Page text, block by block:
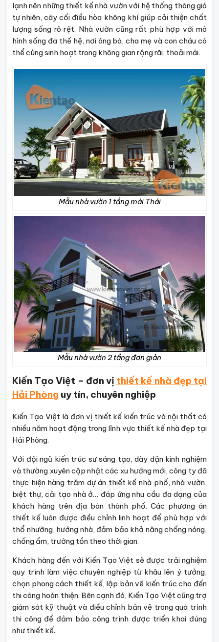
lạnh nên những thiết kế nhà vườn với hệ thống thông gió
tự nhiên, cây cối điều hòa không khí giúp cải thiện chất
lượng sống rõ rệt. Nhà vườn cũng rất phù hợp với mô
hình sống đa thế hệ, nơi ông bà, cha mẹ và con cháu có
thể cùng sinh hoạt trong không gian rộng rãi, thoải mái.
Mẫu nhà vườn 1 tầng mái Thái
Mẫu nhà vườn 2 tầng đơn giản
Kiến Tạo Việt – đơn vị thiết kế nhà đẹp tại
Hải Phòng uy tín, chuyên nghiệp
Kiến Tạo Việt là đơn vị thiết kế kiến trúc và nội thất có
nhiều năm hoạt động trong lĩnh vực thiết kế nhà đẹp tại
Hải Phòng.
Với đội ngũ kiến trúc sư sáng tạo, dày dặn kinh nghiệm
và thường xuyên cập nhật các xu hướng mới, công ty đã
thực hiện hàng trăm dự án thiết kế nhà phố, nhà vườn,
biệt thự, cải tạo nhà ở… đáp ứng nhu cầu đa dạng của
khách hàng trên địa bàn thành phố. Các phương án
thiết kế luôn được điều chỉnh linh hoạt để phù hợp với
thổ nhưỡng, hướng nhà, đảm bảo khả năng chống nóng,
chống ẩm, trường tồn theo thời gian.
Khách hàng đến với Kiến Tạo Việt sẽ được trải nghiệm
quy trình làm việc chuyên nghiệp từ khâu lên ý tưởng,
chọn phong cách thiết kế, lập bản vẽ kiến trúc cho đến
thi công hoàn thiện. Bên cạnh đó, Kiến Tạo Việt cũng trợ
giám sát kỹ thuật và điều chỉnh bản vẽ trong quá trình
thi công để đảm bảo công trình được triển khai đúng
như thiết kế.